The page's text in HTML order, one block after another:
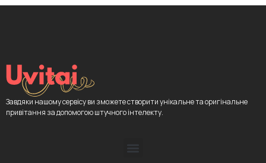
Завдяки нашому сервісу ви зможете створити унікальне та оригінальне
привітання за допомогою штучного інтелекту.